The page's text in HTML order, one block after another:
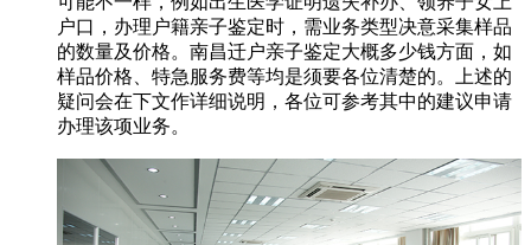
户口，办理户籍亲子鉴定时，需业务类型决意采集样品
的数量及价格。南昌迁户亲子鉴定大概多少钱方面，如
样品价格、特急服务费等均是须要各位清楚的。上述的
疑问会在下文作详细说明，各位可参考其中的建议申请
办理该项业务。